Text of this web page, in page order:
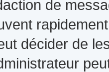
de
décider de